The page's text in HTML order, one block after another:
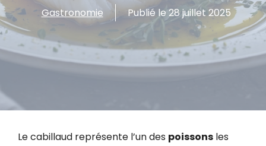
Gastronomie Publié le28 juillet 2025
Le cabillaud représente l’un des poissons les